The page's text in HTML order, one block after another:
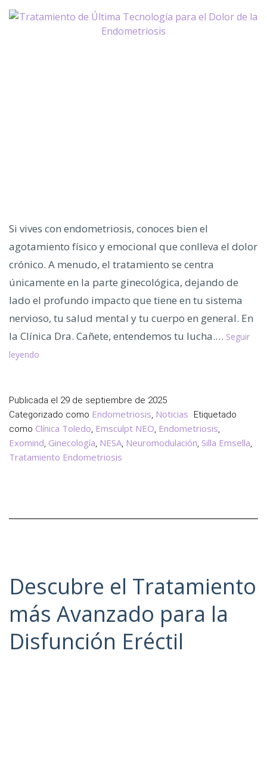
Si vives con endometriosis, conoces bien el
agotamiento físico y emocional que conlleva el dolor
crónico. A menudo, el tratamiento se centra
únicamente en la parte ginecológica, dejando de
lado el profundo impacto que tiene en tu sistema
nervioso, tu salud mental y tu cuerpo en general. En
la Clínica Dra. Cañete, entendemos tu lucha.… Seguir
leyendo
Tecnología
para
el
Dolor
de
Publicada el 29 de septiembre de 2025
Categorizado como Endometriosis, Noticias
Etiquetado
como Clínica Toledo, Emsculpt NEO, Endometriosis,
Exomind, Ginecología, NESA, Neuromodulación, Silla Emsella,
Tratamiento Endometriosis
Descubre el Tratamiento
más Avanzado para la
Disfunción Eréctil